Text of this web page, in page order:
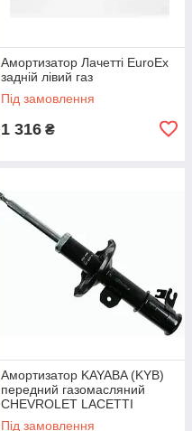
Амортизатор Лачетті EuroEx
задній лівий газ
Під замовлення
1 316 ₴
Амортизатор KAYABA (KYB)
передний газомасляний
CHEVROLET LACETTI
Під замовлення